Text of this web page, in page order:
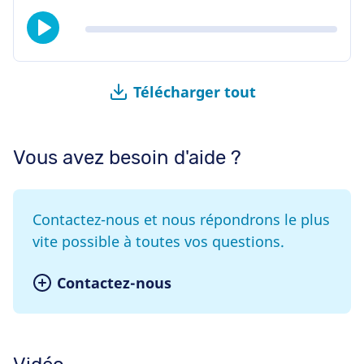
Télécharger tout
Vous avez besoin d'aide ?
Contactez-nous et nous répondrons le plus
vite possible à toutes vos questions.
Contactez-nous